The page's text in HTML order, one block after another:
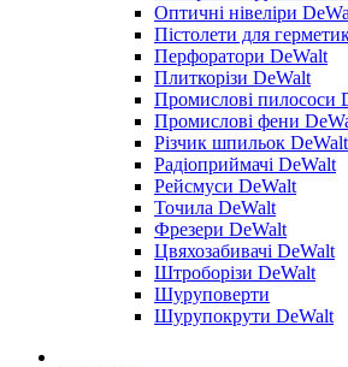
Оптичні нівеліри
Пістолети для
Перфоратори DeWalt
Плиткорізи DeWalt
Промислові пилососи
Промислові фени
Різчик шпильок DeWalt
Радіоприймачі DeWalt
Рейсмуси DeWalt
Точила DeWalt
Фрезери DeWalt
Цвяхозабивачі DeWalt
Штроборізи DeWalt
Шуруповерти
Шурупокрути DeWalt